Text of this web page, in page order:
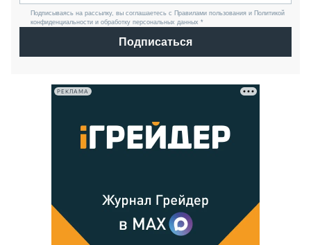
Подписываясь на рассылку, вы соглашаетесь с Правилами пользования и Политикой
конфиденциальности и обработку персональных данных *
Подписаться
РЕКЛАМА